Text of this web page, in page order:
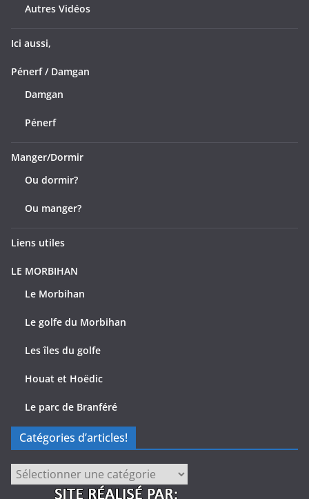
Autres Vidéos
Ici aussi,
Pénerf / Damgan
Damgan
Pénerf
Manger/Dormir
Ou dormir?
Ou manger?
Liens utiles
LE MORBIHAN
Le Morbihan
Le golfe du Morbihan
Les îles du golfe
Houat et Hoëdic
Le parc de Branféré
Catégories d’articles!
Catégories
d’articles!